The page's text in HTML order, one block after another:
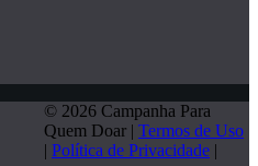
© 2026 Campanha Para
Quem Doar | Termos de Uso
| Política de Privacidade |